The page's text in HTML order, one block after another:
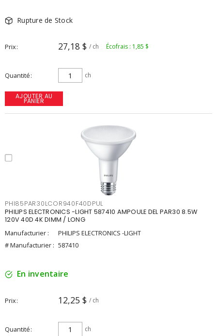
Rupture de Stock
Prix 27,18 $ / ch Écofrais : 1,85 $
Quantité ch
AJOUTER AU
PANIER
PHI85PAR30LCOR940F40DPUL
PHILIPS ELECTRONICS -LIGHT 587410 AMPOULE DEL PAR30 8.5W
120V 40D 4K DIMM / LONG
Manufacturier :
PHILIPS ELECTRONICS -LIGHT
# Manufacturier : 587410
En inventaire
Prix 12,25 $ / ch
Quantité ch